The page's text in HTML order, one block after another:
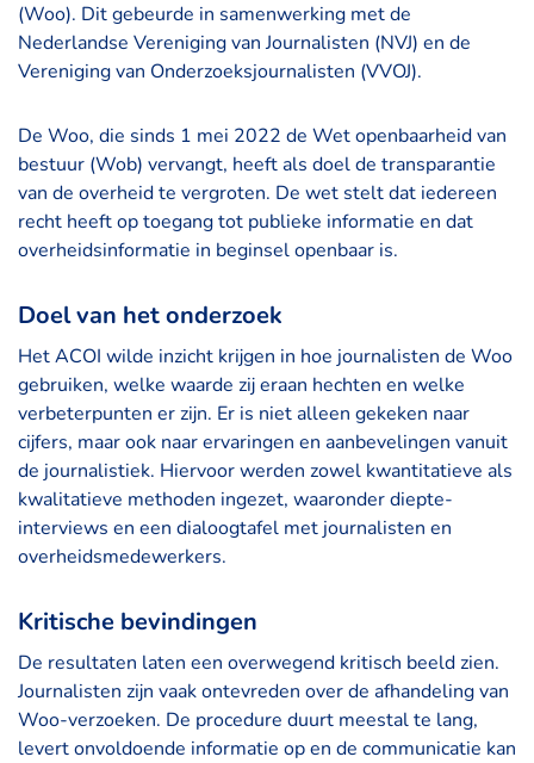
(Woo). Dit gebeurde in samenwerking met de
Nederlandse Vereniging van Journalisten (NVJ) en de
Vereniging van Onderzoeksjournalisten (VVOJ).
De Woo, die sinds 1 mei 2022 de Wet openbaarheid van
bestuur (Wob) vervangt, heeft als doel de transparantie
van de overheid te vergroten. De wet stelt dat iedereen
recht heeft op toegang tot publieke informatie en dat
overheidsinformatie in beginsel openbaar is.
Doel van het onderzoek
Het ACOI wilde inzicht krijgen in hoe journalisten de Woo
gebruiken, welke waarde zij eraan hechten en welke
verbeterpunten er zijn. Er is niet alleen gekeken naar
cijfers, maar ook naar ervaringen en aanbevelingen vanuit
de journalistiek. Hiervoor werden zowel kwantitatieve als
kwalitatieve methoden ingezet, waaronder diepte-
interviews en een dialoogtafel met journalisten en
overheidsmedewerkers.
Kritische bevindingen
De resultaten laten een overwegend kritisch beeld zien.
Journalisten zijn vaak ontevreden over de afhandeling van
Woo-verzoeken. De procedure duurt meestal te lang,
levert onvoldoende informatie op en de communicatie kan